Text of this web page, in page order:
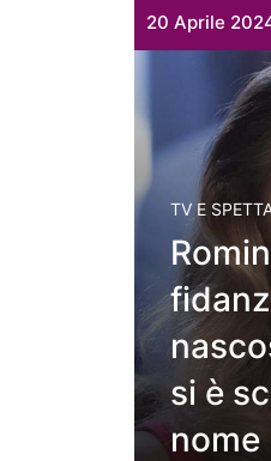
20 Aprile
TV E
si è
nome